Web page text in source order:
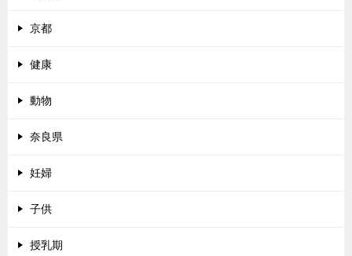
京都
健康
動物
奈良県
妊婦
子供
授乳期